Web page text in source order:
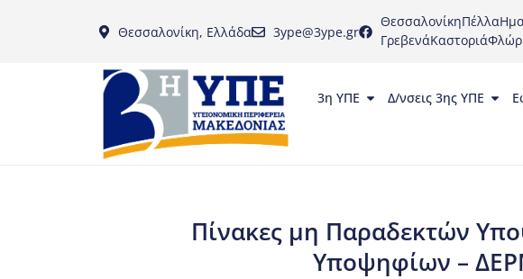
Θεσσαλονίκη, Ελλάδα 3ype@3ype.gr
ΘεσσαλονίκηΠέλλα
ΓρεβενάΚαστοριά
3η ΥΠΕ Δ/νσεις 3ης ΥΠΕ
Πίνακες μη Παραδεκτών
Υποψηφίων –